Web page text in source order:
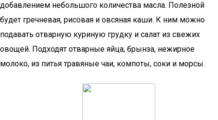
добавлением небольшого количества масла. Полезной
будет гречневая, рисовая и овсяная каши. К ним можно
подавать отварную куриную грудку и салат из свежих
овощей. Подходят отварные яйца, брынза, нежирное
молоко, из питья травяные чаи, компоты, соки и морсы.